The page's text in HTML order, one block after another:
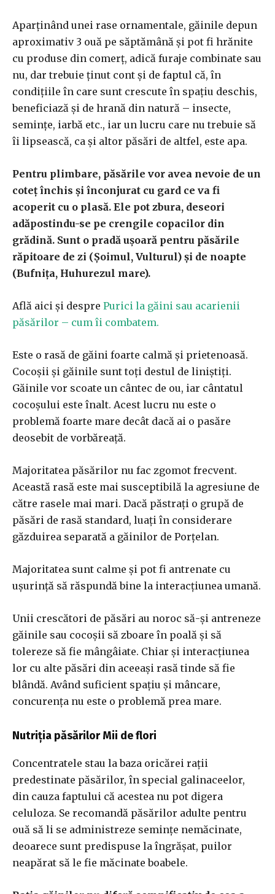
Aparținând unei rase ornamentale, găinile depun
aproximativ 3 ouă pe săptămână și pot fi hrănite
cu produse din comerț, adică furaje combinate sau
nu, dar trebuie ținut cont și de faptul că, în
condițiile în care sunt crescute în spațiu deschis,
beneficiază și de hrană din natură – insecte,
semințe, iarbă etc., iar un lucru care nu trebuie să
îi lipsească, ca și altor păsări de altfel, este apa.
Pentru plimbare, păsările vor avea nevoie de un
coteț închis și înconjurat cu gard ce va fi
acoperit cu o plasă. Ele pot zbura, deseori
adăpostindu-se pe crengile copacilor din
grădină. Sunt o pradă ușoară pentru păsările
răpitoare de zi (Șoimul, Vulturul) și de noapte
(Bufnița, Huhurezul mare).
Află aici și despre Purici la găini sau acarienii
păsărilor – cum îi combatem.
Este o rasă de găini foarte calmă și prietenoasă.
Cocoșii și găinile sunt toți destul de liniștiți.
Găinile vor scoate un cântec de ou, iar cântatul
cocoșului este înalt. Acest lucru nu este o
problemă foarte mare decât dacă ai o pasăre
deosebit de vorbăreață.
Majoritatea păsărilor nu fac zgomot frecvent.
Această rasă este mai susceptibilă la agresiune de
către rasele mai mari. Dacă păstrați o grupă de
păsări de rasă standard, luați în considerare
găzduirea separată a găinilor de Porțelan.
Majoritatea sunt calme și pot fi antrenate cu
ușurință să răspundă bine la interacțiunea umană.
Unii crescători de păsări au noroc să-și antreneze
găinile sau cocoșii să zboare în poală și să
tolereze să fie mângâiate. Chiar și interacțiunea
lor cu alte păsări din aceeași rasă tinde să fie
blândă. Având suficient spațiu și mâncare,
concurența nu este o problemă prea mare.
Nutriția păsărilor Mii de flori
Concentratele stau la baza oricărei rații
predestinate păsărilor, în special galinaceelor,
din cauza faptului că acestea nu pot digera
celuloza. Se recomandă păsărilor adulte pentru
ouă să li se administreze semințe nemăcinate,
deoarece sunt predispuse la îngrășat, puilor
neapărat să le fie măcinate boabele.